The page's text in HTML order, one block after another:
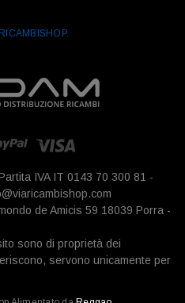
IVA IT 0143 70 300 81 -
de Amicis 59 18039 Porra -
sono di proprietà dei
servono unicamente per